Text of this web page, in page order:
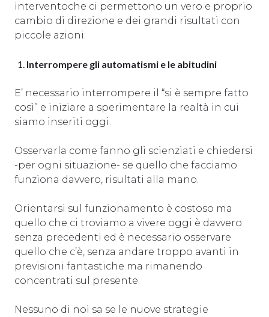
interventoche ci permettono un vero e proprio
cambio di direzione e dei grandi risultati con
piccole azioni.
Interrompere gli automatismi e le abitudini
E’ necessario interrompere il “si è sempre fatto
così” e iniziare a sperimentare la realtà in cui
siamo inseriti oggi.
Osservarla come fanno gli scienziati e chiedersi
-per ogni situazione- se quello che facciamo
funziona davvero, risultati alla mano.
Orientarsi sul funzionamento è costoso ma
quello che ci troviamo a vivere oggi è davvero
senza precedenti ed è necessario osservare
quello che c’è, senza andare troppo avanti in
previsioni fantastiche ma rimanendo
concentrati sul presente.
Nessuno di noi sa se le nuove strategie